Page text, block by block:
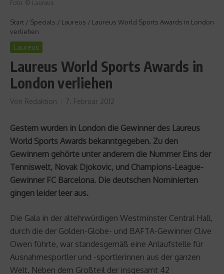
Foto: © Laureus
Start / Specials / Laureus / Laureus World Sports Awards in London
verliehen
Laureus
Laureus World Sports Awards in
London verliehen
Von Redaktion 7. Februar 2012
Gestern wurden in London die Gewinner des Laureus
World Sports Awards bekanntgegeben. Zu den
Gewinnern gehörte unter anderem die Nummer Eins der
Tenniswelt, Novak Djokovic, und Champions-League-
Gewinner FC Barcelona. Die deutschen Nominierten
gingen leider leer aus.
Die Gala in der altehrwürdigen Westminster Central Hall,
durch die der Golden-Globe- und BAFTA-Gewinner Clive
Owen führte, war standesgemäß eine Anlaufstelle für
Ausnahmesportler und -sportlerinnen aus der ganzen
Welt. Neben dem Großteil der insgesamt 42